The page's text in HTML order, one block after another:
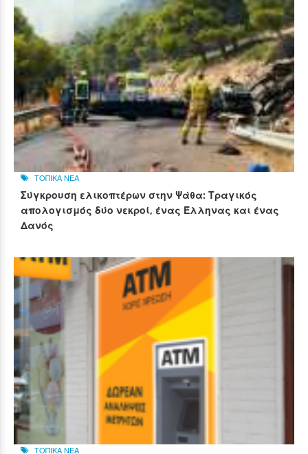
ΤΟΠΙΚΑ ΝΕΑ
Σύγκρουση ελικοπτέρων στην Ψάθα: Τραγικός
απολογισμός δύο νεκροί, ένας Έλληνας και ένας
Δανός
ΤΟΠΙΚΑ ΝΕΑ